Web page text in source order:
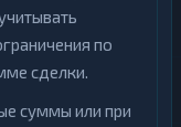
по
сделки.
суммы или при